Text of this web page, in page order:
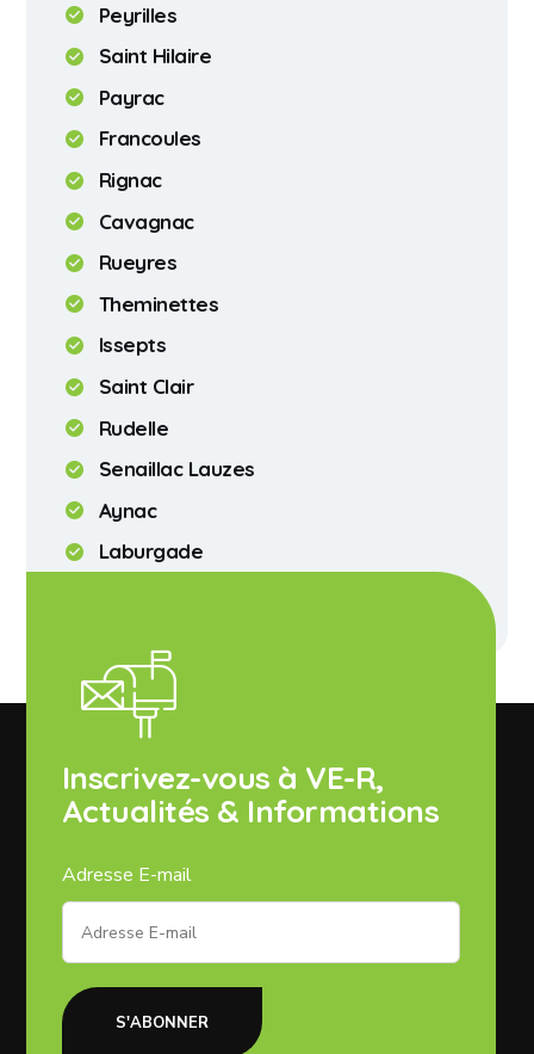
Peyrilles
Saint Hilaire
Payrac
Francoules
Rignac
Cavagnac
Rueyres
Theminettes
Issepts
Saint Clair
Rudelle
Senaillac Lauzes
Aynac
Laburgade
Inscrivez-vous à VE-R,
Actualités & Informations
Adresse E-mail
S'ABONNER